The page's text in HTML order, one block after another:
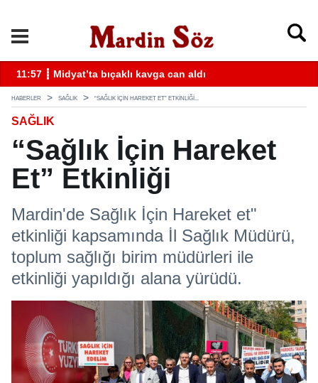
11:57 ┋ Midyat’ta bıçaklı kavga can aldı
HABERLER SAĞLIK “SAĞLIK İÇIN HAREKET ET” ETKINLIĞI...
SAĞLIK
“Sağlık İçin Hareket
Et” Etkinliği
Mardin'de Sağlık İçin Hareket et"
etkinliği kapsamında İl Sağlık Müdürü,
toplum sağlığı birim müdürleri ile
etkinliği yapıldığı alana yürüdü.